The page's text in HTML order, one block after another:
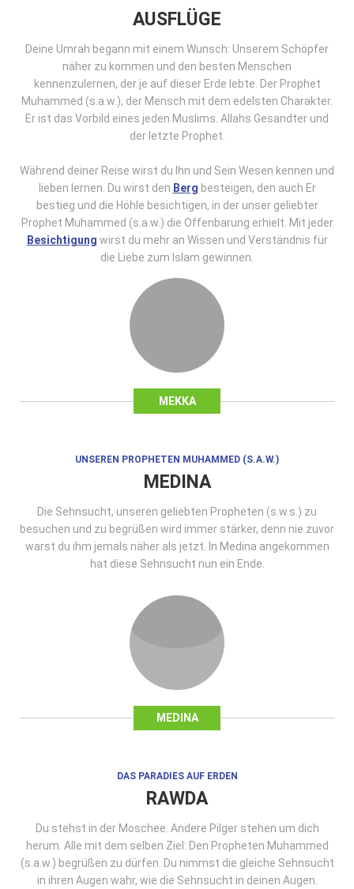
MEKKA
AUSFLÜGE
Deine Umrah begann mit einem Wunsch: Unserem Schöpfer
näher zu kommen und den besten Menschen
kennenzulernen, der je auf dieser Erde lebte. Der Prophet
Muhammed (s.a.w.), der Mensch mit dem edelsten Charakter.
Er ist das Vorbild eines jeden Muslims. Allahs Gesandter und
der letzte Prophet.
Während deiner Reise wirst du Ihn und Sein Wesen kennen und
lieben lernen. Du wirst den Berg besteigen, den auch Er
bestieg und die Höhle besichtigen, in der unser geliebter
Prophet Muhammed (s.a.w.) die Offenbarung erhielt. Mit jeder
Besichtigung wirst du mehr an Wissen und Verständnis für
die Liebe zum Islam gewinnen.
MEDINA
UNSEREN PROPHETEN MUHAMMED (S.A.W.)
MEDINA
Die Sehnsucht, unseren geliebten Propheten (s.w.s.) zu
besuchen und zu begrüßen wird immer stärker, denn nie zuvor
warst du ihm jemals näher als jetzt. In Medina angekommen
hat diese Sehnsucht nun ein Ende.
DAS PARADIES AUF ERDEN
RAWDA
Du stehst in der Moschee. Andere Pilger stehen um dich
herum. Alle mit dem selben Ziel: Den Propheten Muhammed
(s.a.w.) begrüßen zu dürfen. Du nimmst die gleiche Sehnsucht
in ihren Augen wahr, wie die Sehnsucht in deinen Augen.